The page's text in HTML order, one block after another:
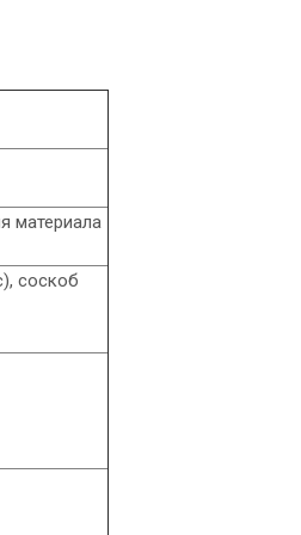
материала
соскоб